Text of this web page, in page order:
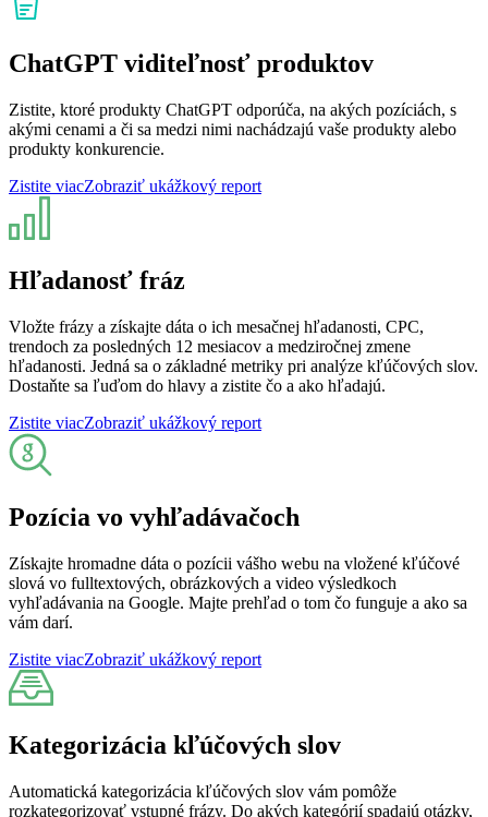
ChatGPT viditeľnosť produktov
Zistite, ktoré produkty ChatGPT odporúča, na akých pozíciách, s
akými cenami a či sa medzi nimi nachádzajú vaše produkty alebo
produkty konkurencie.
Zistite viacZobraziť ukážkový report
Hľadanosť fráz
Vložte frázy a získajte dáta o ich mesačnej hľadanosti, CPC,
trendoch za posledných 12 mesiacov a medziročnej zmene
hľadanosti. Jedná sa o základné metriky pri analýze kľúčových slov.
Dostaňte sa ľuďom do hlavy a zistite čo a ako hľadajú.
Zistite viacZobraziť ukážkový report
Pozícia vo vyhľadávačoch
Získajte hromadne dáta o pozícii vášho webu na vložené kľúčové
slová vo fulltextových, obrázkových a video výsledkoch
vyhľadávania na Google. Majte prehľad o tom čo funguje a ako sa
vám darí.
Zistite viacZobraziť ukážkový report
Kategorizácia kľúčových slov
Automatická kategorizácia kľúčových slov vám pomôže
rozkategorizovať vstupné frázy. Do akých kategórií spadajú otázky,